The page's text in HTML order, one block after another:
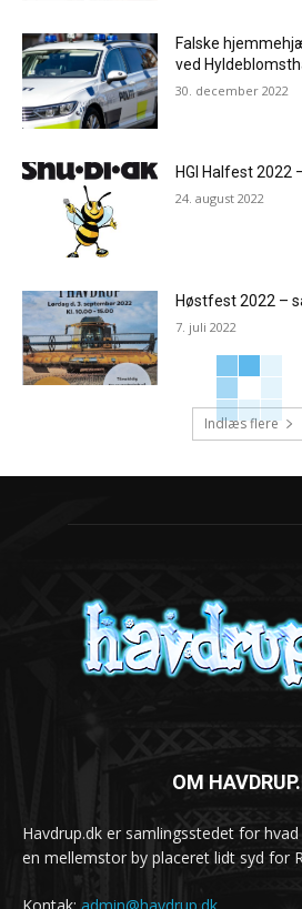
Falske
ved
30. december 2022
HGI Halfest
24. august 2022
Høstfest 2022 –
7. juli 2022
Indlæs flere
OM
Havdrup.dk er samlingsstedet for
en mellemstor by placeret lidt syd for